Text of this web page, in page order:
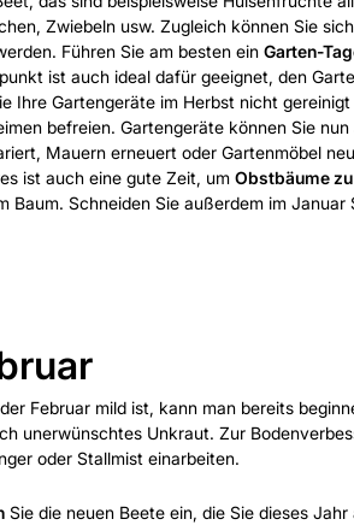
Zwiebeln usw. Zugleich können Sie
Führen Sie am besten ein Garten-
ist auch ideal dafür geeignet, den
Gartengeräte im Herbst nicht
befreien. Gartengeräte können Sie
Mauern erneuert oder Gartenmöbel
ist auch eine gute Zeit, um Obstbäume
Schneiden Sie außerdem im
Februar mild ist, kann man bereits
unerwünschtes Unkraut. Zur
oder Stallmist einarbeiten.
Sie die neuen Beete ein, die Sie dieses